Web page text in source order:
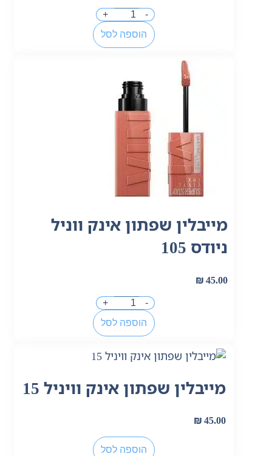
-
+
הוספה לסל
מייבלין שפתון אינק ווניל
ניודס 105
₪45.00
-
+
הוספה לסל
מייבלין שפתון אינק וויניל 15
₪45.00
הוספה לסל